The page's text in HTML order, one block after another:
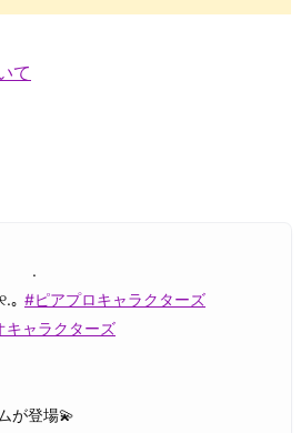
て
✦ .
｡ #ピアプロキャラクターズ
キャラクターズ
が登場💫